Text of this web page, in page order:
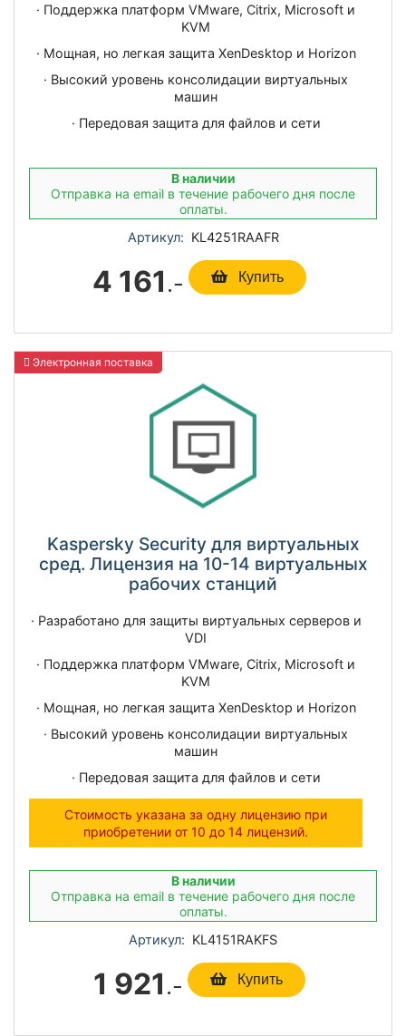
· Поддержка платформ VMware, Citrix, Microsoft и
KVM
· Мощная, но легкая защита XenDesktop и Horizon
· Высокий уровень консолидации виртуальных
машин
· Передовая защита для файлов и сети
В наличии
Отправка на email в течение рабочего дня после
оплаты.
Артикул: KL4251RAAFR
4 161.- Купить
Электронная поставка
Kaspersky Security для виртуальных
сред. Лицензия на 10-14 виртуальных
рабочих станций
· Разработано для защиты виртуальных серверов и
VDI
· Поддержка платформ VMware, Citrix, Microsoft и
KVM
· Мощная, но легкая защита XenDesktop и Horizon
· Высокий уровень консолидации виртуальных
машин
· Передовая защита для файлов и сети
Стоимость указана за одну лицензию при
приобретении от 10 до 14 лицензий.
В наличии
Отправка на email в течение рабочего дня после
оплаты.
Артикул: KL4151RAKFS
1 921.- Купить